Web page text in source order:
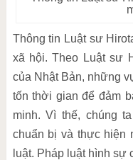
Thông tin Luật sư
xã hội. Theo Luật sư
của Nhật Bản, những
tốn thời gian để đảm
minh. Vì thế, chúng
chuẩn bị và thực hiện
luật. Pháp luật hình sự